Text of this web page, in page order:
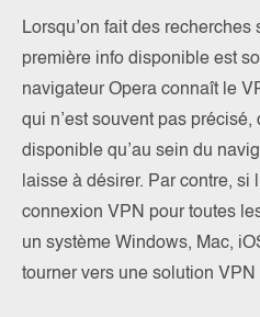
Lorsqu’on fait des
première info disponible est
navigateur Opera connaît le
qui n’est souvent pas précisé,
disponible qu’au sein du
laisse à désirer. Par contre, si
connexion VPN pour toutes
un système Windows, Mac,
tourner vers une solution VPN